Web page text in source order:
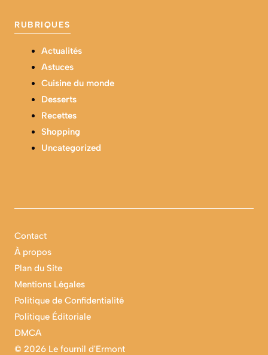
RUBRIQUES
Actualités
Astuces
Cuisine du monde
Desserts
Recettes
Shopping
Uncategorized
© 2026 Le fournil d'Ermont
Contact
À propos
Plan du Site
Mentions Légales
Politique de Confidentialité
Politique Éditoriale
DMCA